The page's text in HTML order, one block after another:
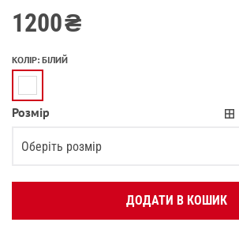
1200₴
КОЛІР: БІЛИЙ
Розмір
Оберіть розмір
XS
ДОДАТИ В КОШИК
Вкажіть ваш номер телефону: